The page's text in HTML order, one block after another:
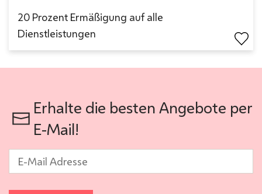
20 Prozent Ermäßigung auf alle
Dienstleistungen
Erhalte die besten Angebote per
E-Mail!
E-Mail *